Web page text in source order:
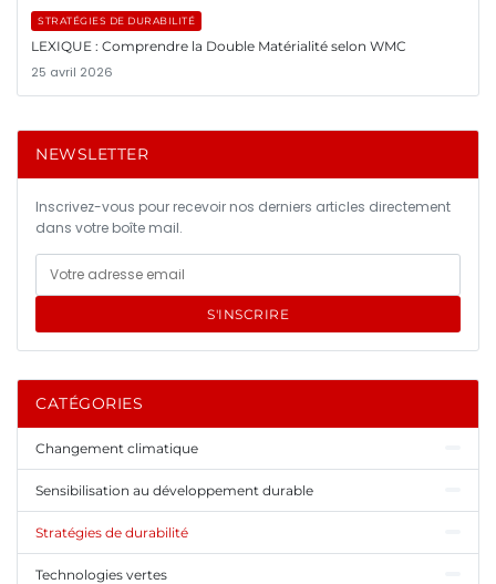
STRATÉGIES DE DURABILITÉ
LEXIQUE : Comprendre la Double Matérialité selon WMC
25 avril 2026
NEWSLETTER
Inscrivez-vous pour recevoir nos derniers articles directement
dans votre boîte mail.
S'INSCRIRE
CATÉGORIES
Changement climatique
Sensibilisation au développement durable
Stratégies de durabilité
Technologies vertes